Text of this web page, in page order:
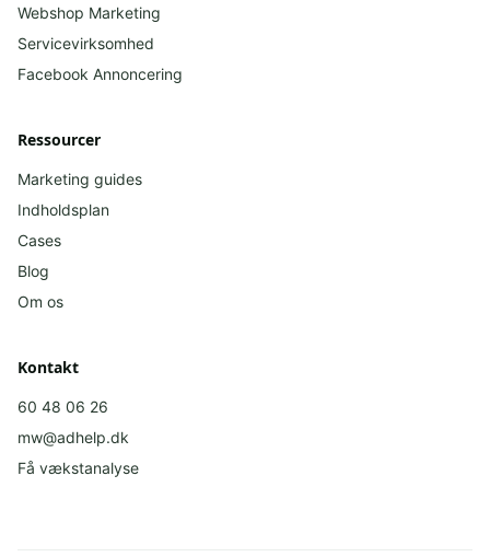
Webshop Marketing
Servicevirksomhed
Facebook Annoncering
Ressourcer
Marketing guides
Indholdsplan
Cases
Blog
Om os
Kontakt
60 48 06 26
mw@adhelp.dk
Få vækstanalyse